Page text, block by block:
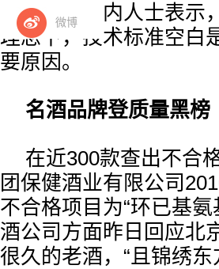
微博
素上。行业内人士表示
理念下，技术标准空白
要原因。
名酒品牌登质量黑榜
在近300款查出不合
团保健酒业有限公司
不合格项目为“环已基
酒公司方面昨日回应北
很久的老酒，“且锦绣